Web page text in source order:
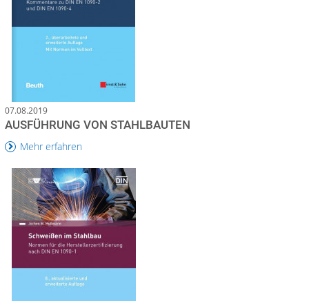
07.08.2019
AUSFÜHRUNG VON STAHLBAUTEN
Mehr erfahren